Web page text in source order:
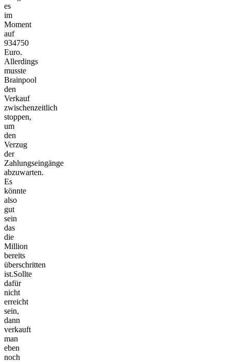
es
im
Moment
auf
934750
Euro.
Allerdings
musste
Brainpool
den
Verkauf
zwischenzeitlich
stoppen,
um
den
Verzug
der
Zahlungseingänge
abzuwarten.
Es
könnte
also
gut
sein
das
die
Million
bereits
überschritten
ist.Sollte
dafür
nicht
erreicht
sein,
dann
verkauft
man
eben
noch